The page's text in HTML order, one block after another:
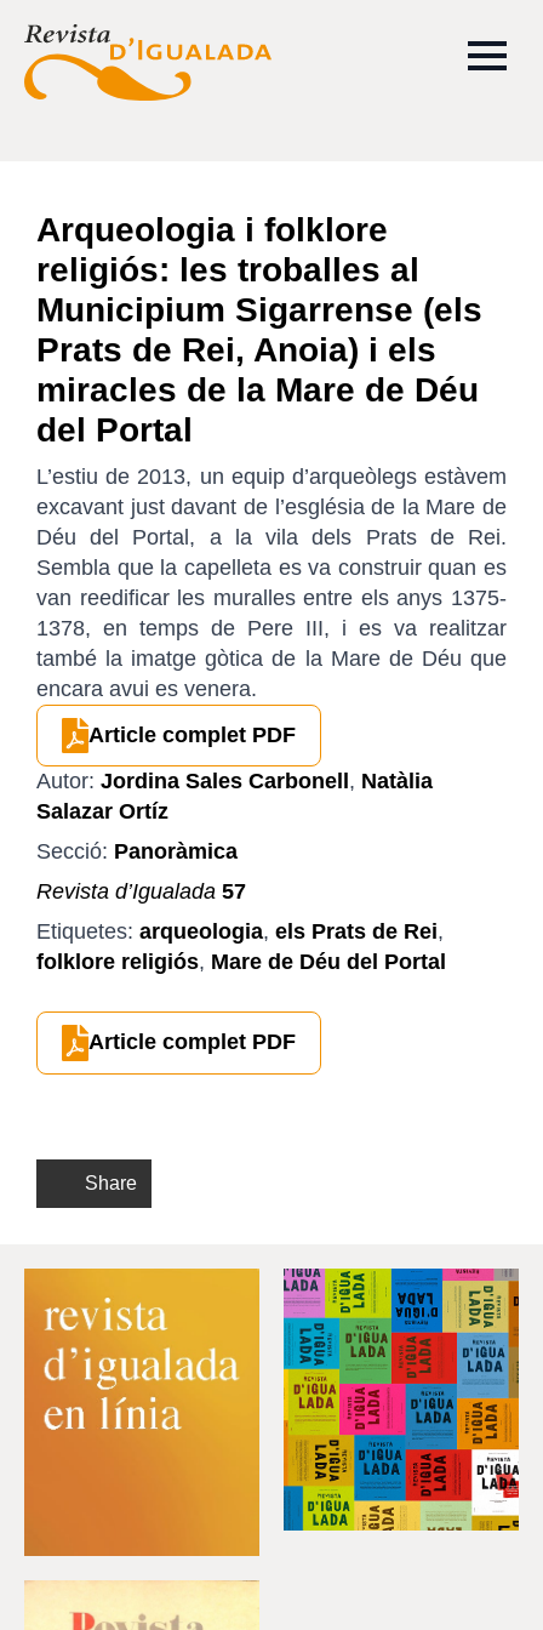
Arqueologia i folklore
religiós: les troballes al
Municipium Sigarrense (els
Prats de Rei, Anoia) i els
miracles de la Mare de Déu
del Portal
L’estiu de 2013, un equip d’arqueòlegs estàvem
excavant just davant de l’església de la Mare de
Déu del Portal, a la vila dels Prats de Rei.
Sembla que la capelleta es va construir quan es
van reedificar les muralles entre els anys 1375-
1378, en temps de Pere III, i es va realitzar
també la imatge gòtica de la Mare de Déu que
encara avui es venera.
Article complet PDF
Autor: Jordina Sales Carbonell , Natàlia
Salazar Ortíz
Secció: Panoràmica
Revista d’Igualada 57
Etiquetes: arqueologia, els Prats de Rei,
folklore religiós, Mare de Déu del Portal
Article complet PDF
Share